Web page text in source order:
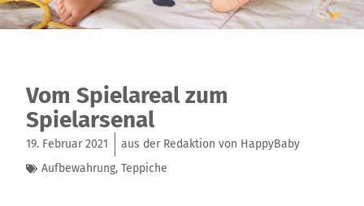
Vom Spielareal zum
Spielarsenal
19. Februar 2021
aus der Redaktion von HappyBaby
Aufbewahrung,Teppiche